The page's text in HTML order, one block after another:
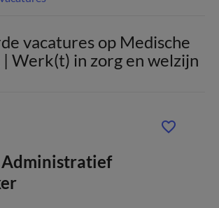
vacatures op Medische
| Werk(t) in zorg en welzijn